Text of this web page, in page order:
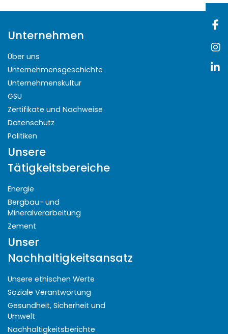
Unternehmen
Über uns
Unternehmensgeschichte
Unternehmenskultur
GSU
Zertifikate und Nachweise
Datenschutz
Politiken
Unsere
Tätigkeitsbereiche
Energie
Bergbau- und
Mineralverarbeitung
Zement
Unser
Nachhaltigkeitsansatz
Unsere ethischen Werte
Soziale Verantwortung
Gesundheit, Sicherheit und
Umwelt
Nachhaltigkeitsberichte